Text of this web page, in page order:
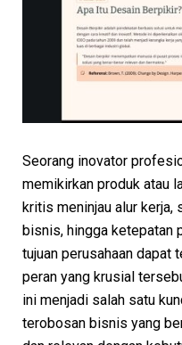
Seorang inovator
memikirkan produk atau
kritis meninjau alur kerja,
bisnis, hingga ketepatan
tujuan perusahaan dapat
peran yang krusial
ini menjadi salah satu
terobosan bisnis yang